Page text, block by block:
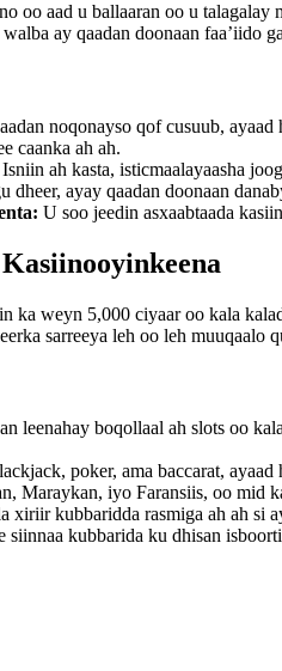
oo aad u ballaaran oo u
ay qaadan doonaan faa’iido
noqonayso qof cusuub,
caanka ah ah.
ah kasta, isticmaalayaasha
dheer, ayay qaadan doonaan
U soo jeedin asxaabtaada
ka weyn 5,000 ciyaar oo kala
sarreeya leh oo leh muuqaalo
leenahay boqollaal ah slots oo
poker, ama baccarat,
Maraykan, iyo Faransiis, oo mid
xiriir kubbaridda rasmiga ah ah si
siinnaa kubbarida ku dhisan